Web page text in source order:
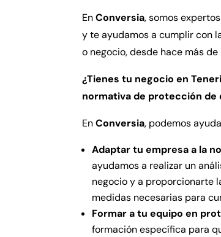
EnConversia,somos
y te ayudamos a cumplir con
o negocio,desde hace más de
¿Tienes tu negocio en
normativa de protección de
EnConversia, podemos
Adaptar tu empresa a la
ayudamos a realizar un
negocio y a proporcionarte
medidas necesarias para
Formar a tu equipo en
formación específica para